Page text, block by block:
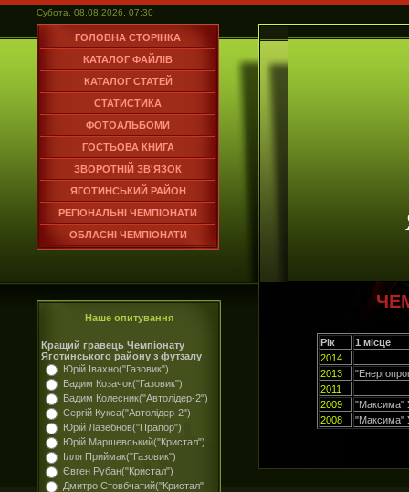
Субота, 08.08.2026, 07:30
ГОЛОВНА СТОРІНКА
КАТАЛОГ ФАЙЛІВ
КАТАЛОГ СТАТЕЙ
СТАТИСТИКА
ФОТОАЛЬБОМИ
ГОСТЬОВА КНИГА
ЗВОРОТНІЙ ЗВ'ЯЗОК
ЯГОТИНСЬКИЙ РАЙОН
РЕГІОНАЛЬНІ ЧЕМПІОНАТИ
ОБЛАСНІ ЧЕМПІОНАТИ
Наше опитування
Кращий гравець Чемпіонату
Яготинського району з футзалу
Юрій Івахно("Газовик")
Вадим Козачок("Газовик")
Вадим Колесник("Автолідер-2")
Сергій Кукса("Автолідер-2")
Юрій Лазебнов("Прапор")
Юрій Маршевський("Кристал")
Ілля Приймак("Газовик")
Євген Рубан("Кристал")
Дмитро Стовбчатий("Кристал"
Рік
1 місце
2014
2013
2011
2009
"Максима"
2008
"Максима"